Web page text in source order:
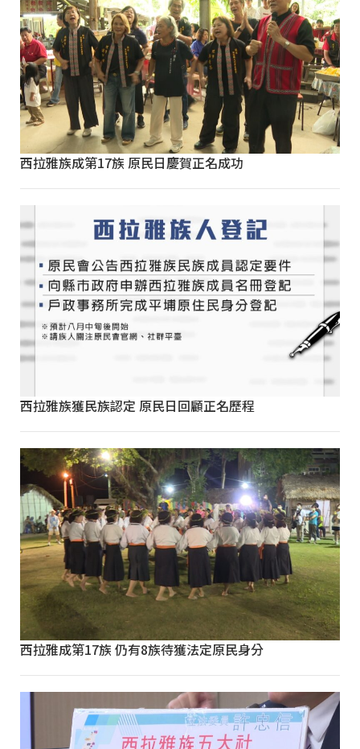
西拉雅族成第17族 原民日慶賀正名成功
西拉雅族獲民族認定 原民日回顧正名歷程
西拉雅成第17族 仍有8族待獲法定原民身分